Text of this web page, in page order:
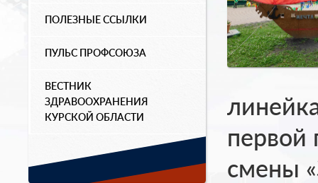
ПОЛЕЗНЫЕ ССЫЛКИ
ПУЛЬС ПРОФСОЮЗА
ВЕСТНИК
ЗДРАВООХРАНЕНИЯ
КУРСКОЙ ОБЛАСТИ
первой
смены